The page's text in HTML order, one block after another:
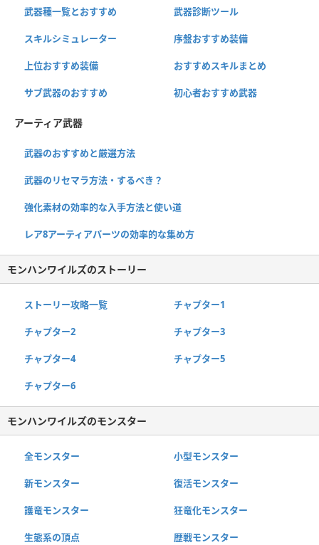
武器種一覧とおすすめ 武器診断ツール
スキルシミュレーター 序盤おすすめ装備
上位おすすめ装備 おすすめスキルまとめ
サブ武器のおすすめ 初心者おすすめ武器
アーティア武器
武器のおすすめと厳選方法
武器のリセマラ方法・するべき？
強化素材の効率的な入手方法と使い道
レア8アーティアパーツの効率的な集め方
モンハンワイルズのストーリー
ストーリー攻略一覧 チャプター1
チャプター2 チャプター3
チャプター4 チャプター5
チャプター6
モンハンワイルズのモンスター
全モンスター 小型モンスター
新モンスター 復活モンスター
護竜モンスター 狂竜化モンスター
生態系の頂点 歴戦モンスター